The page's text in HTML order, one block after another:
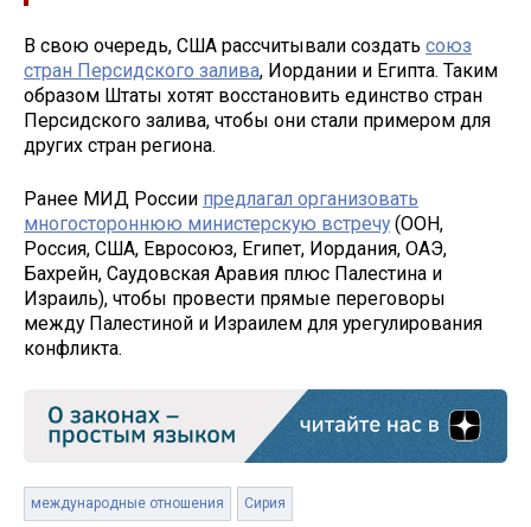
В свою очередь, США рассчитывали создать союз
стран Персидского залива, Иордании и Египта. Таким
образом Штаты хотят восстановить единство стран
Персидского залива, чтобы они стали примером для
других стран региона.
Ранее МИД России предлагал организовать
многостороннюю министерскую встречу (ООН,
Россия, США, Евросоюз, Египет, Иордания, ОАЭ,
Бахрейн, Саудовская Аравия плюс Палестина и
Израиль), чтобы провести прямые переговоры
между Палестиной и Израилем для урегулирования
конфликта.
международные отношения Сирия